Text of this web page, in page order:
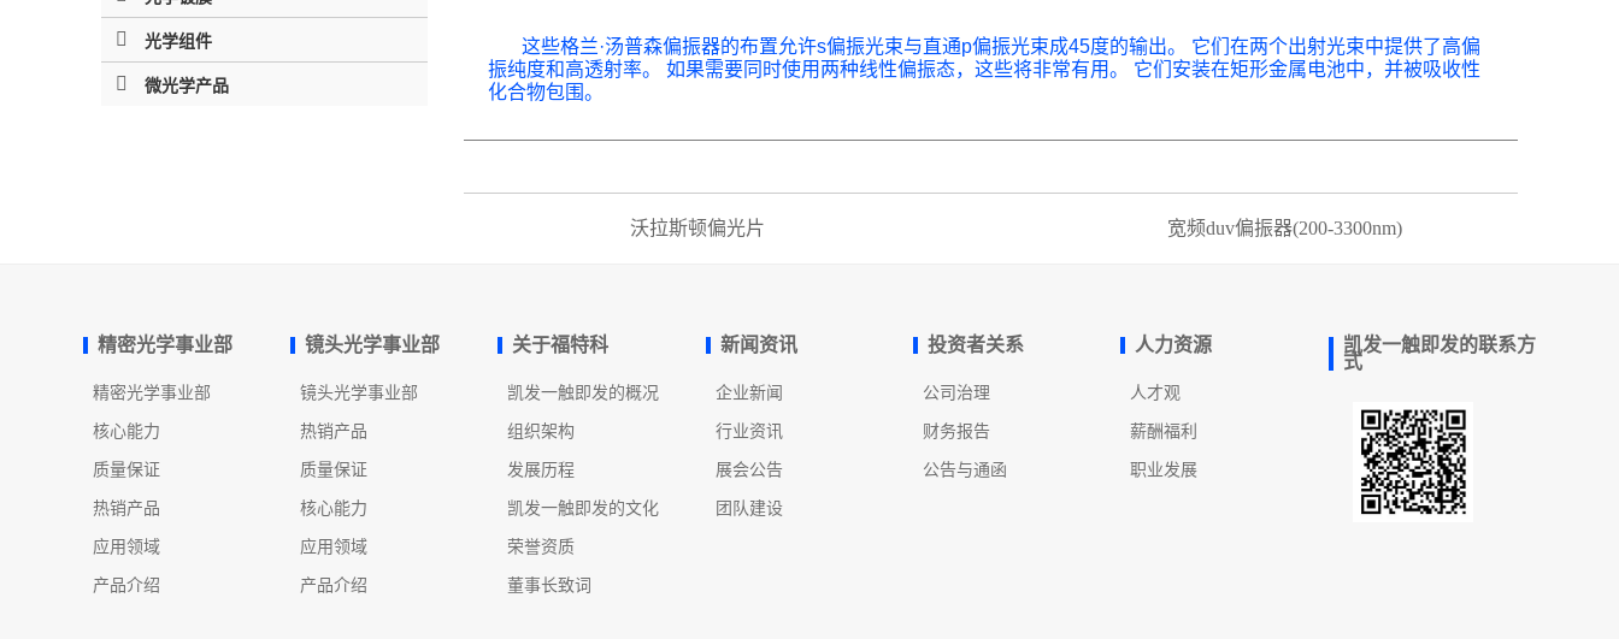
光学组件
微光学产品
这些格兰·汤普森偏振器的布置允许s偏振光束与直通p偏振光束成45度的输出。 它们在两个出射光束中提供了高偏
振纯度和高透射率。 如果需要同时使用两种线性偏振态，这些将非常有用。 它们安装在矩形金属电池中，并被吸收性
化合物包围。
宽频duv偏振器(200-3300nm)
沃拉斯顿偏光片
精密光学事业部
精密光学事业部
核心能力
质量保证
热销产品
应用领域
产品介绍
镜头光学事业部
镜头光学事业部
热销产品
质量保证
核心能力
应用领域
产品介绍
关于福特科
凯发一触即发的概况
组织架构
发展历程
凯发一触即发的文化
荣誉资质
董事长致词
新闻资讯
企业新闻
行业资讯
展会公告
团队建设
投资者关系
公司治理
财务报告
公告与通函
人力资源
人才观
薪酬福利
职业发展
凯发一触即发的联系方
式